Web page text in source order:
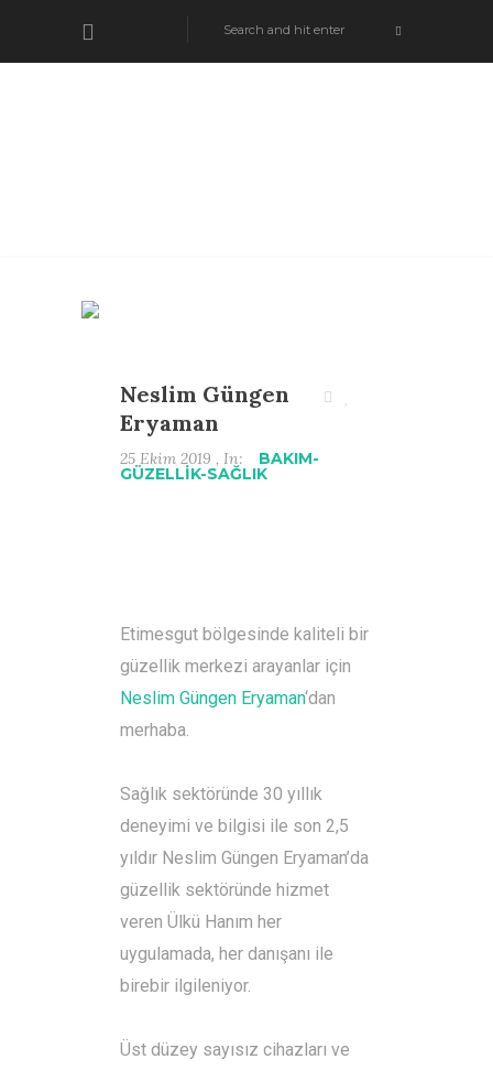
Neslim Güngen
Eryaman
25 Ekim 2019 , In: BAKIM-
GÜZELLİK-SAĞLIK
Etimesgut bölgesinde kaliteli bir
güzellik merkezi arayanlar için
Neslim Güngen Eryaman‘dan
merhaba.
Sağlık sektöründe 30 yıllık
deneyimi ve bilgisi ile son 2,5
yıldır Neslim Güngen Eryaman’da
güzellik sektöründe hizmet
veren Ülkü Hanım her
uygulamada, her danışanı ile
birebir ilgileniyor.
Üst düzey sayısız cihazları ve